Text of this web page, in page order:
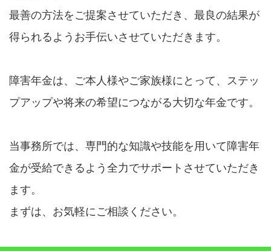
最善の方法をご提案させていただき、最良の結果が
得られるようお手伝いさせていただきます。
障害年金は、ご本人様やご家族様にとって、ステッ
プアップや将来の希望につながる大切な年金です。
当事務所では、専門的な知識や技能を用いて障害年
金が受給できるよう全力でサポートさせていただき
ます。
まずは、お気軽にご相談ください。